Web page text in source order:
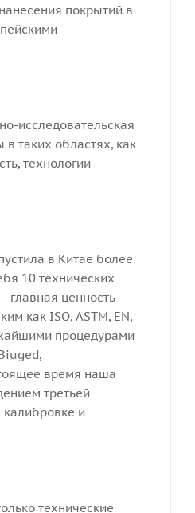
покрытий в
исследовательская
таких областях, как
технологии
в Китае более
10 технических
главная ценность
как ISO, ASTM, EN,
процедурами
время наша
третьей
калибровке и
технические